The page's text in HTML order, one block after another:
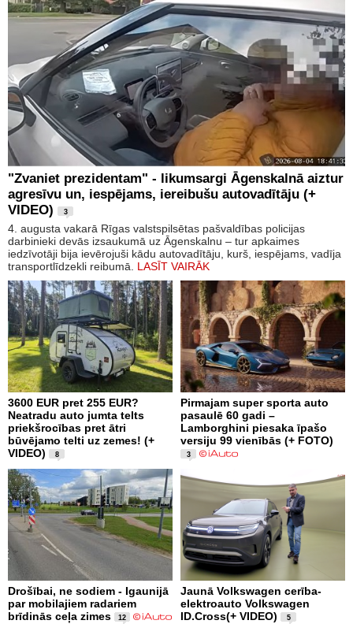
"Zvaniet prezidentam" - likumsargi Āgenskalnā aiztur
agresīvu un, iespējams, iereibušu autovadītāju (+
VIDEO)
3
4. augusta vakarā Rīgas valstspilsētas pašvaldības policijas
darbinieki devās izsaukumā uz Āgenskalnu – tur apkaimes
iedzīvotāji bija ievērojuši kādu autovadītāju, kurš, iespējams, vadīja
transportlīdzekli reibumā. LASĪT VAIRĀK
3600 EUR pret 255 EUR?
Neatradu auto jumta telts
priekšrocības pret ātri
būvējamo telti uz zemes! (+
VIDEO)
8
Pirmajam super sporta auto
pasaulē 60 gadi –
Lamborghini piesaka īpašo
versiju 99 vienībās (+ FOTO)
3
Drošībai, ne sodiem - Igaunijā
par mobilajiem radariem
brīdinās ceļa zimes
12
Jaunā Volkswagen cerība-
elektroauto Volkswagen
ID.Cross(+ VIDEO)
5